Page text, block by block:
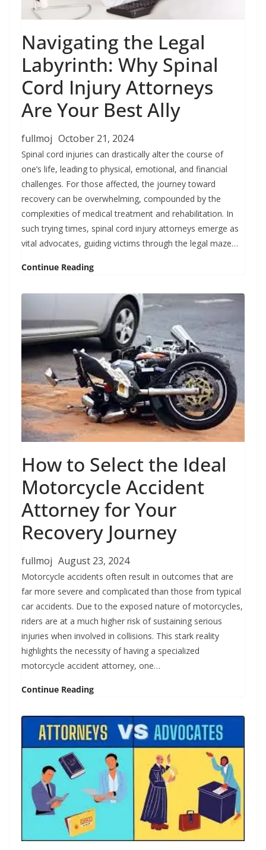
Navigating the Legal
Labyrinth: Why Spinal
Cord Injury Attorneys
Are Your Best Ally
fullmoj October 21, 2024
Spinal cord injuries can drastically alter the course of
one’s life, leading to physical, emotional, and financial
challenges. For those affected, the journey toward
recovery can be overwhelming, compounded by the
complexities of medical treatment and rehabilitation. In
such trying times, spinal cord injury attorneys emerge as
vital advocates, guiding victims through the legal maze…
Continue Reading
How to Select the Ideal
Motorcycle Accident
Attorney for Your
Recovery Journey
fullmoj August 23, 2024
Motorcycle accidents often result in outcomes that are
far more severe and complicated than those from typical
car accidents. Due to the exposed nature of motorcycles,
riders are at a much higher risk of sustaining serious
injuries when involved in collisions. This stark reality
highlights the necessity of having a specialized
motorcycle accident attorney, one…
Continue Reading